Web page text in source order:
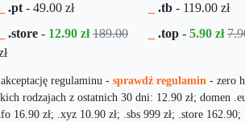
.pt - 49.00 zł .tb - 119.00 zł
.store - 12.90 zł 189.00
.top - 5.90 zł
regulaminu - sprawdź regulamin - zero
rodzajach z ostatnich 30 dni: 12.90 zł; domen
16.90 zł; .xyz 10.90 zł; .sbs 999 zł; .store